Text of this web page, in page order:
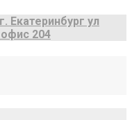
Екатеринбург ул
204